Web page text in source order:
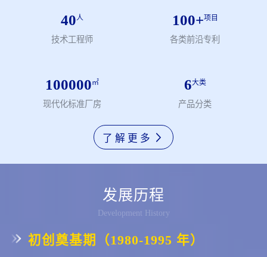
品十三个系列以及高端(RV)减速器产品九大系列(扩充)共 400+ 规格
品种，彰显出专业化、规模化、高端化的生产能力与突出的高精密
月，公司通过湖北省科技成果鉴定，各项性能指标达到 “国际先进
有超百项专利，其中发明专利超 30 项，世界性专利也在积极推进
参与制定单位，并深度参与工信部及中国工程院《中国制造 2025》
绿皮书与机器人领域 2017 - 2025 技术线路图的编制工作，持续为
行业发展创造价值、贡献核心力量。​ 公司秉持 “国际装备领先，国
40人
技术工程师
100+项目
各类前沿专利
100000㎡
现代化标准厂房
6大类
产品分类
了解更多
发展历程
Development History
初创奠基期（1980-1995 年）